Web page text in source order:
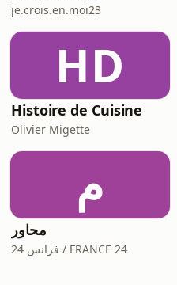
je.crois.en.moi23
HD
Histoire de Cuisine
Olivier Migette
م
محاور
فرانس 24 / FRANCE 24